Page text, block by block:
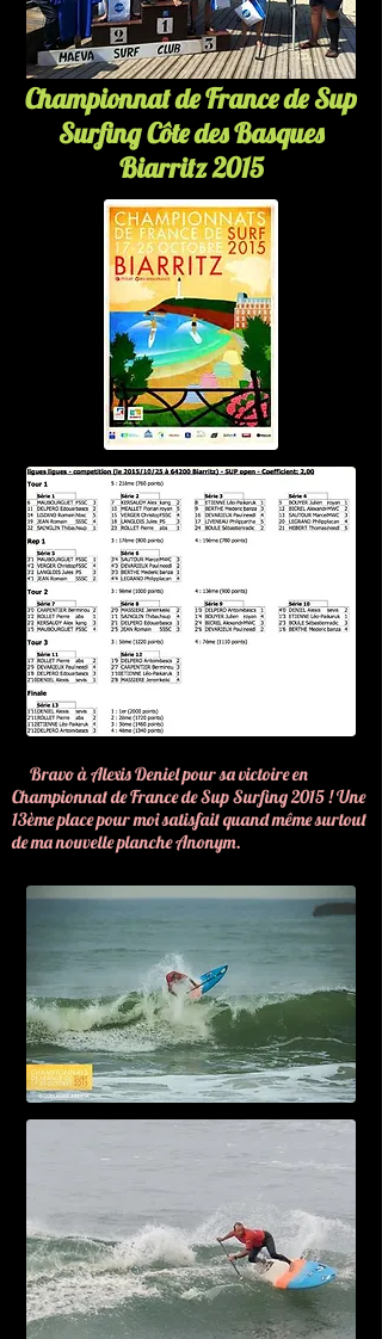
Championnat de France de Sup
Surfing Côte des Basques
Biarritz 2015
Bravo à Alexis Deniel pour sa victoire en
Championnat de France de Sup Surfing 2015 ! Une
13ème place pour moi satisfait quand même surtout
de ma nouvelle planche Anonym.